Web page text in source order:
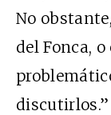
No
del Fonca,
discutirlos.”